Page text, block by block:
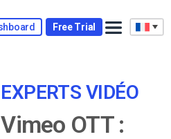
Free Trial
VIDÉO
OTT :